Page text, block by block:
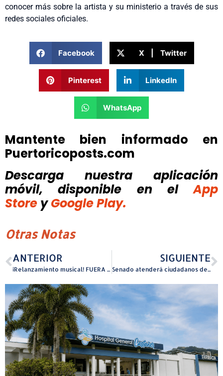
conocer más sobre la artista y su ministerio a través de sus
redes sociales oficiales.
Facebook X | Twitter
Pinterest LinkedIn
WhatsApp
Mantente bien informado en
Puertoricoposts.com
Descarga nuestra aplicación
móvil, disponible
en el
App
Store y Google Play.
Otras Notas
ANTERIOR
¡Relanzamiento musical! FUERA DE LIGA sube más el volumen a su gran éxito “Me la pusieron difícil”
SIGUIENTE
Senado atenderá ciudadanos de Vega Baja en Feria de Servicios